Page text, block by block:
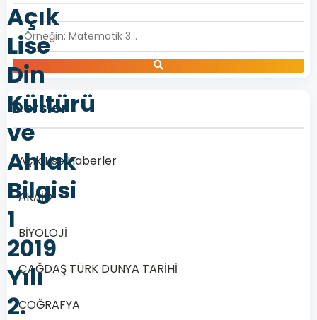
Açık
Lise
Din
Kültürü
ve
Ahlak
Bilgisi
1
2019
Yılı
2.
Dersler
Açık Lise Haberler
AKAİD
BİYOLOJİ
ÇAĞDAŞ TÜRK DÜNYA TARİHİ
COĞRAFYA